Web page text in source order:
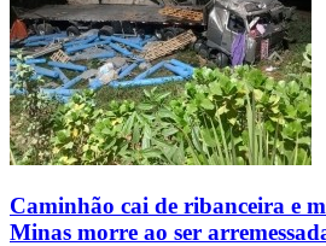
Caminhão cai de ribanceira e
Minas morre ao ser